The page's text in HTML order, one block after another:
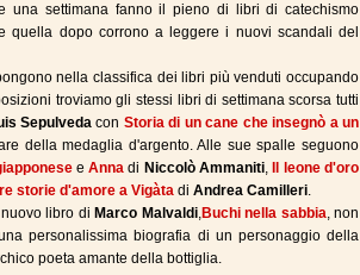
una settimana fanno il pieno di libri di catechismo
quella dopo corrono a leggere i nuovi scandali del
nella classifica dei libri più venduti occupando
troviamo gli stessi libri di settimana scorsa tutti
Sepulveda con Storia di un cane che insegnò a un
della medaglia d'argento. Alle sue spalle seguono
eAnna di Niccolò Ammaniti,
Il leone d'oro
storie d'amore a Vigàta di Andrea Camilleri.
libro di Marco Malvaldi,Buchi nella sabbia, non
personalissima biografia di un personaggio della
poeta amante della bottiglia.